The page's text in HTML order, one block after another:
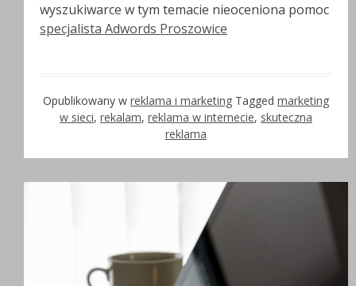
wyszukiwarce w tym temacie nieoceniona pomoc
specjalista Adwords Proszowice
Opublikowany w reklama i marketing Tagged marketing
w sieci, rekalam, reklama w internecie, skuteczna
reklama